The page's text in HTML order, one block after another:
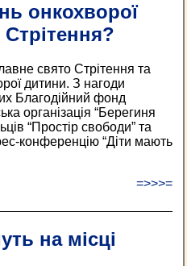
онкохворої
свято Стрітення та
дитини. З нагоди
Благодійний фонд
організація “Берегиня
“Простір свободи” та
конференцію “Діти мають
=>>>=
на місці